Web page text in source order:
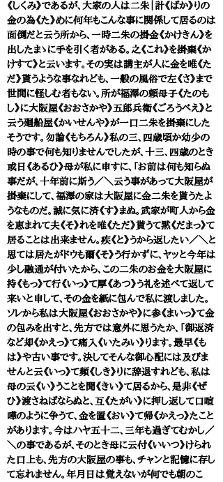
《しくみ》であるが、大家の人は二朱｜計《ばか》りの
金の為《た》めに何年もこんな事に関係して居るのは
面倒だと云う所から、一時二朱の掛金《かけきん》を
出したまゝに手を引く者がある。之《これ》を掛棄《か
けすて》と云います。その実は講主が人に金を唯《た
だ》貰うような事なれども、一般の風俗で左《さ》まで
世間に怪しむ者もない。所が福澤の頼母子《たのも
し》に大阪屋《おおさかや》五郎兵衛《ごろうべえ》と
云う廻船屋《かいせんや》が一口二朱を掛棄にした
そうです。勿論《もちろん》私の三、四歳頃か幼少の
時の事で何も知りませんでしたが、十三、四歳のとき
或日《あるひ》母が私に申すに、「お前は何も知らぬ
事だが、十年前に斯う／＼云う事があって大阪屋が
掛棄にして、福澤の家は大阪屋に金二朱を貰うたよ
うなものだ。誠に気に済《す》まぬ。武家が町人から金
を恵まれて夫《そ》れを唯《ただ》貰うて黙《だまっ》て
居ることは出来ません。疾《と》うから返したい／＼と
思ては居たがドウも爾《そ》う行かずに、ヤッと今年は
少し融通が付いたから、この二朱のお金を大阪屋に
持《もっ》て行《いっ》て厚《あつ》う礼を述べて返して
来いと申して、その金を紙に包んで私に渡しました。
ソレから私は大阪屋《おおさかや》に参《まいっ》て金
の包みを出すと、先方では意外に思うたか、「御返済
など却《かえっ》て痛入《いたみい》ります。最早《も
は》や古い事です。決してそんな御心配には及びま
せんと云《いっ》て頻《しき》りに辞退すれども、私は
母の云《い》うことを聞《きい》て居るから、是非《ぜ
ひ》渡さねばならぬと、互《たがい》に押し返して口喧
嘩のように争うて、金を置《おい》て帰《かえっ》たこと
があります。今はハヤ五十二、三年も過ぎてむかし／
＼の事であるが、そのとき母に云付《いいつ》けられ
た口上も、先方の大阪屋の事も、チャンと記憶に存し
て忘れません。年月日は覚えないが何でも朝のこ